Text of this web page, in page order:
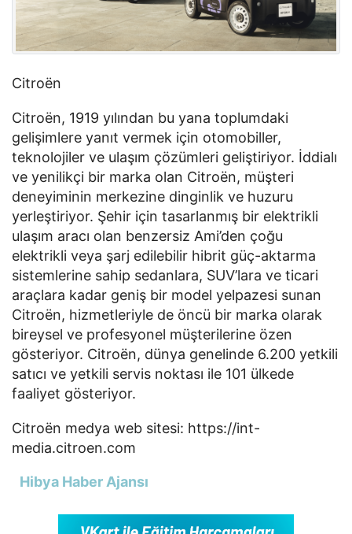
Citroën
Citroën, 1919 yılından bu yana toplumdaki
gelişimlere yanıt vermek için otomobiller,
teknolojiler ve ulaşım çözümleri geliştiriyor. İddialı
ve yenilikçi bir marka olan Citroën, müşteri
deneyiminin merkezine dinginlik ve huzuru
yerleştiriyor. Şehir için tasarlanmış bir elektrikli
ulaşım aracı olan benzersiz Ami’den çoğu
elektrikli veya şarj edilebilir hibrit güç-aktarma
sistemlerine sahip sedanlara, SUV’lara ve ticari
araçlara kadar geniş bir model yelpazesi sunan
Citroën, hizmetleriyle de öncü bir marka olarak
bireysel ve profesyonel müşterilerine özen
gösteriyor. Citroën, dünya genelinde 6.200 yetkili
satıcı ve yetkili servis noktası ile 101 ülkede
faaliyet gösteriyor.
Citroën medya web sitesi: https://int-
media.citroen.com
Hibya Haber Ajansı